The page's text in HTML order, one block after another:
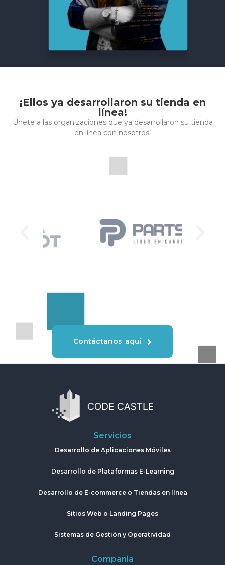
¡Ellos ya desarrollaron su tienda en
línea!
Únete a las organizaciones que ya desarrollaron su tienda
en línea con nosotros.
Contáctanos aquí
Servicios
Desarrollo de Aplicaciones Móviles
Desarrollo de Plataformas E-Learning
Desarrollo de E-commerce o Tiendas en línea
Sitios Web o Landing Pages
Sistemas de Gestión y Operatividad
Compañia